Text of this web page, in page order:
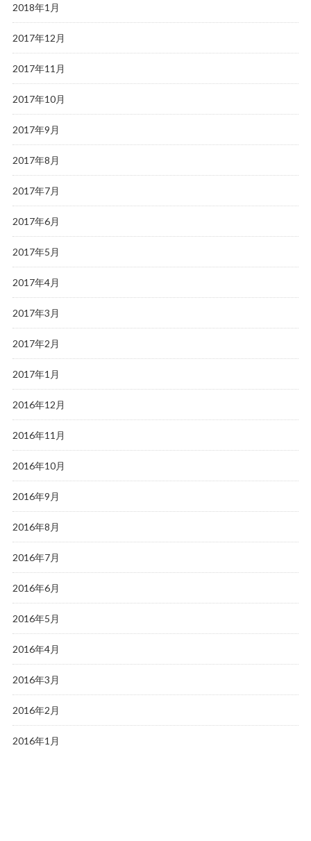
2018年1月
2017年12月
2017年11月
2017年10月
2017年9月
2017年8月
2017年7月
2017年6月
2017年5月
2017年4月
2017年3月
2017年2月
2017年1月
2016年12月
2016年11月
2016年10月
2016年9月
2016年8月
2016年7月
2016年6月
2016年5月
2016年4月
2016年3月
2016年2月
2016年1月